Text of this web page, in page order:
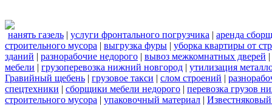
нанять газель | услуги фронтального погрузчика | аренда
строительного мусора | выгрузка фуры | уборка квартиры от
зданий | разнорабочие недорого | вывоз межкомнатных дверей |
мебели | грузоперевозка нижний новгород | утилизация
Гравийный щебень | грузовое такси | слом строений |
спецтехники | сборщики мебели недорого | перевозка грузов
строительного мусора | упаковочный материал |